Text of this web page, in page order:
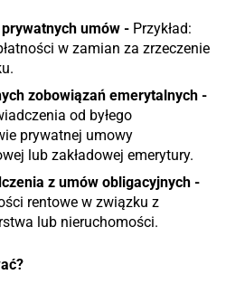
umów - Przykład:
w zamian za zrzeczenie
zobowiązań emerytalnych -
od byłego
prywatnej umowy
lub zakładowej emerytury.
z umów obligacyjnych -
rentowe w związku z
lub nieruchomości.